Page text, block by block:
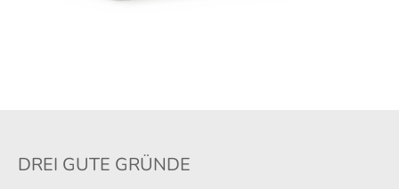
DREI GUTE GRÜNDE